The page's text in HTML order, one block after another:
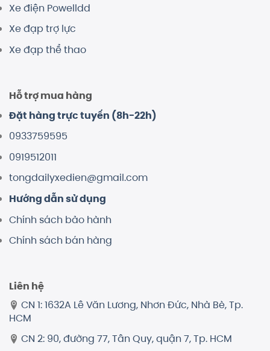
Xe điện Powelldd
Xe đạp trợ lực
Xe đạp thể thao
Hỗ trợ mua hàng
Đặt hàng trực tuyến (8h-22h)
0933759595
0919512011
tongdailyxedien@gmail.com
Hướng dẫn sử dụng
Chính sách bảo hành
Chính sách bán hàng
Liên hệ
CN 1: 1632A Lê Văn Lương, Nhơn Đức, Nhà Bè, Tp.
HCM
CN 2: 90, đường 77, Tân Quy, quận 7, Tp. HCM